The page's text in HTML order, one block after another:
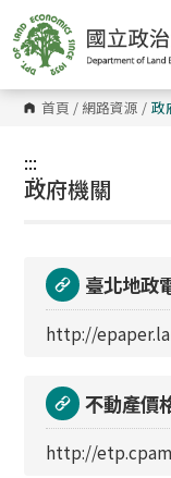
到
主
要
內
容
區 首頁 / 網路資源 / 政
:::
:::
政府機關
臺北地政
http://
不動產價
http://